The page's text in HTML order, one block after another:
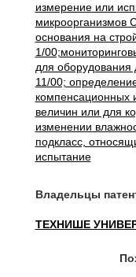
измерение или
микроорганизмов
основания на
1/
для оборудования
11/00;
компенсационных
величин или для
изменении
подкласс,
испытание
Владельцы
ТЕХНИШЕ